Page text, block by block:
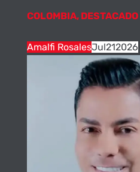
COLOMBIA, DESTACADO
Amalfi RosalesJul212026